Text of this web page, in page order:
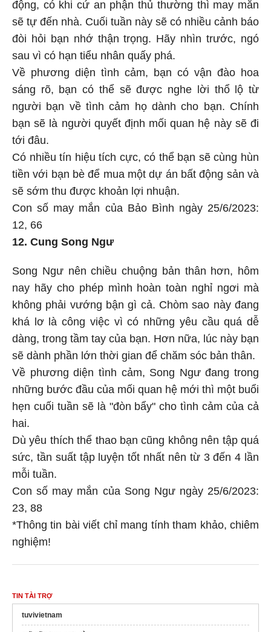
động, có khi cứ an phận thủ thường thì may mắn
sẽ tự đến nhà. Cuối tuần này sẽ có nhiều cảnh báo
đòi hỏi bạn nhớ thận trọng. Hãy nhìn trước, ngó
sau vì có hạn tiểu nhân quấy phá.
Về phương diện tình cảm, bạn có vận đào hoa
sáng rõ, bạn có thể sẽ được nghe lời thổ lộ từ
người bạn về tình cảm họ dành cho bạn. Chính
bạn sẽ là người quyết định mối quan hệ này sẽ đi
tới đâu.
Có nhiều tín hiệu tích cực, có thể bạn sẽ cùng hùn
tiền với bạn bè để mua một dự án bất động sản và
sẽ sớm thu được khoản lợi nhuận.
Con số may mắn của Bảo Bình ngày 25/6/2023:
12, 66
12. Cung Song Ngư
Song Ngư nên chiều chuộng bản thân hơn, hôm
nay hãy cho phép mình hoàn toàn nghỉ ngơi mà
không phải vướng bận gì cả. Chòm sao này đang
khá lơ là công việc vì có những yêu cầu quá dễ
dàng, trong tầm tay của bạn. Hơn nữa, lúc này bạn
sẽ dành phần lớn thời gian để chăm sóc bản thân.
Về phương diện tình cảm, Song Ngư đang trong
những bước đầu của mối quan hệ mới thì một buổi
hẹn cuối tuần sẽ là "đòn bẩy" cho tình cảm của cả
hai.
Dù yêu thích thể thao bạn cũng không nên tập quá
sức, tần suất tập luyện tốt nhất nên từ 3 đến 4 lần
mỗi tuần.
Con số may mắn của Song Ngư ngày 25/6/2023:
23, 88
*Thông tin bài viết chỉ mang tính tham khảo, chiêm
nghiệm!
TIN TÀI TRỢ
tuvivietnam